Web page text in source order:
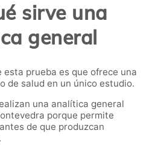
sirve una
general
prueba es que ofrece una
de salud en un único estudio.
una analítica general
porque permite
de que produzcan